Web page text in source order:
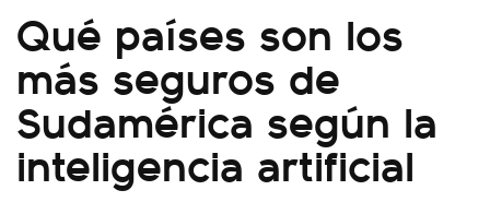
Qué países son los
más seguros de
Sudamérica según la
inteligencia artificial